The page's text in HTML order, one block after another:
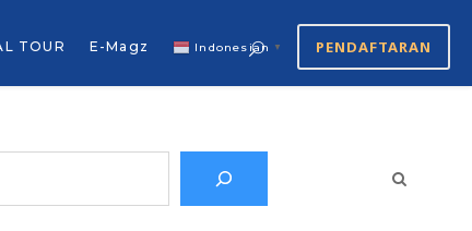
TOUR E-Magz Indonesian ▼ PENDAFTARAN